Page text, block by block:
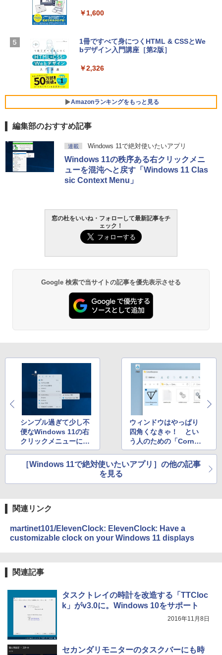
￥331,701
【Amazon.co.jp限定】 HP ノートパソコ
ン 15-fd 15.6インチ 16GBメモリ 512GB
SSD インテル Core 5
￥129,800
FMV ノートパソコン WE1-K3 (MS 365 P
ersonal/Copilotキー搭載/Win 11/15.6型/
VWK3E15W_AZ
￥119,800
￥3,200
Robloxギフトカード - 1000 Robux 【限
定バーチャルアイテムを含む】 【オンラ
ラインコード版
￥1,600
1冊ですべて身につくHTML & CSSとWe
bデザイン入門講座［第2版］
￥2,326
Amazonランキングをもっと見る
Amazon Kindle Paperwhite (16GB) 7イ
ンチディスプレイ、色調調節ライト、12
週間持続バッテリー、広告なし、ブラッ
ク
Amazon Kindle - 目に優しい、かさばら
ない、大きな画面で読みやすい、6週間持
続バッテリー、6インチディスプレイ電子
書籍リーダー、ブラック、16GB、広告な
Kindle Paperwhite シグニチャーエディ
ション (32GB) 7インチディスプレイ、明
るさ自動調整、色調調節ライト、12週間
持続バッテリー、広告なし、メタリック
ブラック
Amazon Kindle Colorsoft | 16GBストレ
ージ、防水、7インチカラーディスプレ
イ、色調調節ライト、最大8週間持続バッ
テリー、広告無し、ブラック (2025年発
￥39,980
New Amazon Kindle Scribe Colorsoft |
11インチカラーディスプレイ、64GBスト
レージ、ノート機能搭載、明るさ自動調
整、色調調節ライト、プレミアムペン付
編集部のおすすめ記事
連載 Windows 11で絶対使いたいアプリ
Windows 11の秩序ある右クリックメニ
ューを混沌へと戻す「Windows 11 Clas
sic Context Menu」
窓の杜をいいね・フォローして最新記事をチ
ェック！
Google 検索で当サイトの記事を優先表示させる
シンプル過ぎて少し不
便なWindows 11の右
クリックメニューに好
みのコマンドを追加す
る方法
ウィンドウはやっぱり
四角くなきゃ！ とい
う人のための「Corner
Sharpness」
［Windows 11で絶対使いたいアプリ］の他の記事
を見る
関連リンク
martinet101/ElevenClock: ElevenClock: Have a
customizable clock on your Windows 11 displays
関連記事
タスクトレイの時計を改造する「TTCloc
k」がv3.0に。Windows 10をサポート
2016年11月8日
セカンダリモニターのタスクバーにも時